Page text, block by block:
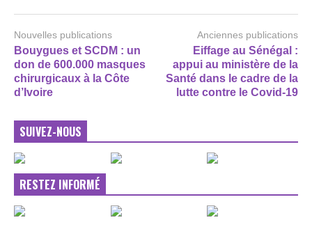
Nouvelles publications
Bouygues et SCDM : un
don de 600.000 masques
chirurgicaux à la Côte
d’Ivoire
Anciennes publications
Eiffage au Sénégal :
appui au ministère de la
Santé dans le cadre de la
lutte contre le Covid-19
SUIVEZ-NOUS
RESTEZ INFORMÉ